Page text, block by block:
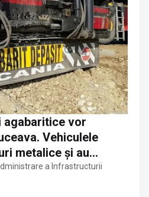
agabaritice vor
Vehiculele
metalice și au
a Infrastructurii